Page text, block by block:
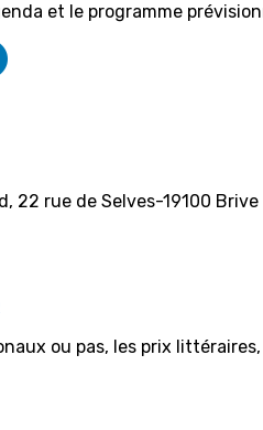
et le programme
22 rue de Selves-19100 Brive
ou pas, les prix